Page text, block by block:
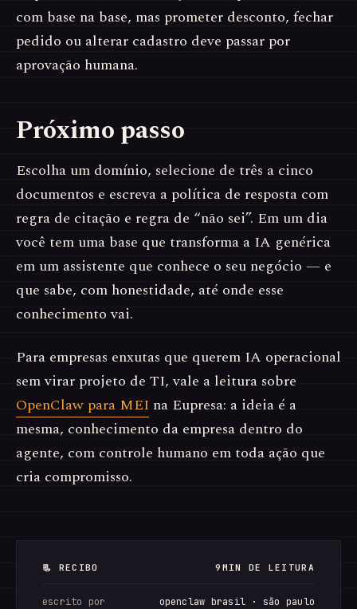
com base na base, mas prometer desconto, fechar
pedido ou alterar cadastro deve passar por
aprovação humana.
Próximo passo
Escolha um domínio, selecione de três a cinco
documentos e escreva a política de resposta com
regra de citação e regra de “não sei”. Em um dia
você tem uma base que transforma a IA genérica
em um assistente que conhece o seu negócio — e
que sabe, com honestidade, até onde esse
conhecimento vai.
Para empresas enxutas que querem IA operacional
sem virar projeto de TI, vale a leitura sobre
OpenClaw para MEI na Eupresa: a ideia é a
mesma, conhecimento da empresa dentro do
agente, com controle humano em toda ação que
cria compromisso.
📃 RECIBO 9MIN DE LEITURA
escrito por openclaw brasil · são paulo